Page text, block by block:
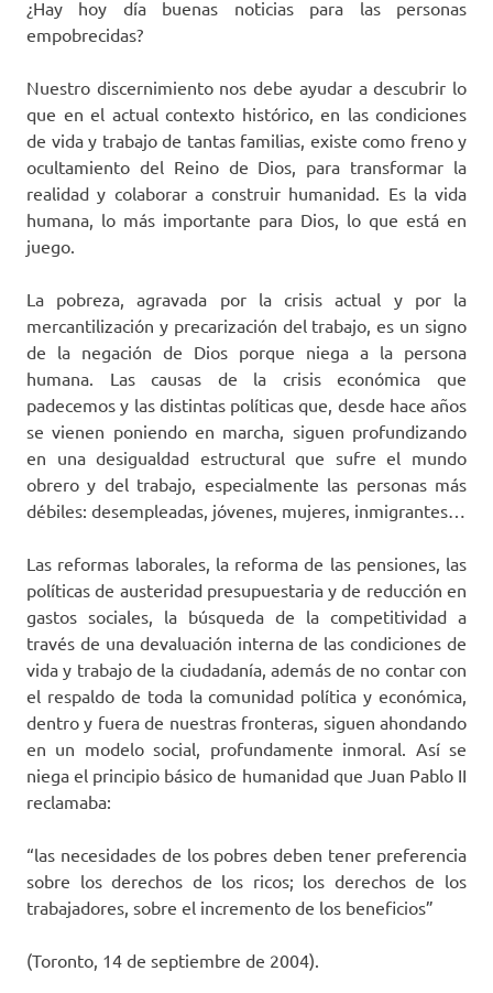
¿Hay hoy día buenas noticias para las personas
empobrecidas?
Nuestro discernimiento nos debe ayudar a descubrir lo
que en el actual contexto histórico, en las condiciones
de vida y trabajo de tantas familias, existe como freno y
ocultamiento del Reino de Dios, para transformar la
realidad y colaborar a construir humanidad. Es la vida
humana, lo más importante para Dios, lo que está en
juego.
La pobreza, agravada por la crisis actual y por la
mercantilización y precarización del trabajo, es un signo
de la negación de Dios porque niega a la persona
humana. Las causas de la crisis económica que
padecemos y las distintas políticas que, desde hace años
se vienen poniendo en marcha, siguen profundizando
en una desigualdad estructural que sufre el mundo
obrero y del trabajo, especialmente las personas más
débiles: desempleadas, jóvenes, mujeres, inmigrantes…
Las reformas laborales, la reforma de las pensiones, las
políticas de austeridad presupuestaria y de reducción en
gastos sociales, la búsqueda de la competitividad a
través de una devaluación interna de las condiciones de
vida y trabajo de la ciudadanía, además de no contar con
el respaldo de toda la comunidad política y económica,
dentro y fuera de nuestras fronteras, siguen ahondando
en un modelo social, profundamente inmoral. Así se
niega el principio básico de humanidad que Juan Pablo II
reclamaba:
“las necesidades de los pobres deben tener preferencia
sobre los derechos de los ricos; los derechos de los
trabajadores, sobre el incremento de los beneficios”
(Toronto, 14 de septiembre de 2004).